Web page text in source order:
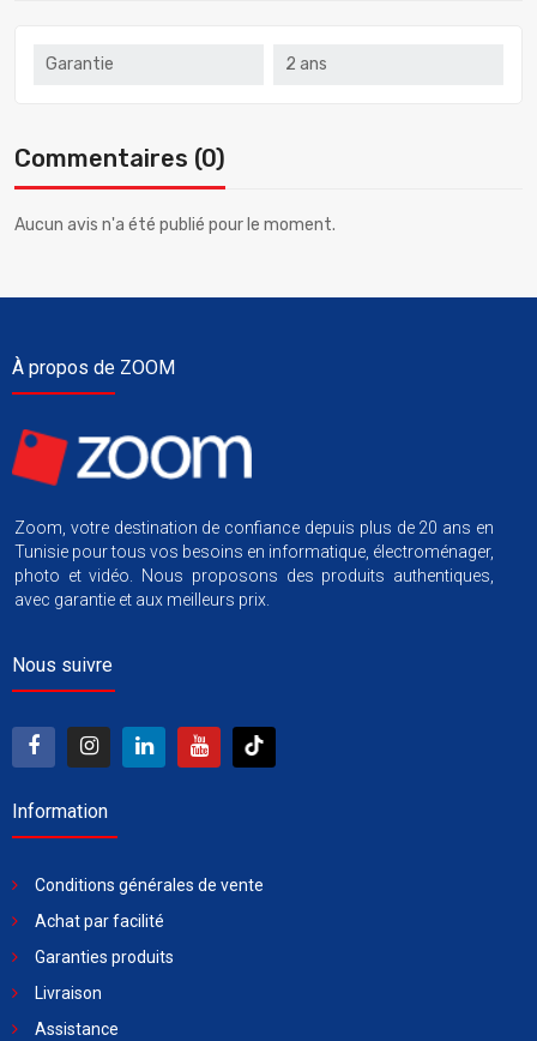
Garantie 2 ans
Commentaires (0)
Aucun avis n'a été publié pour le moment.
À propos de ZOOM
Zoom, votre destination de confiance depuis plus de 20 ans en
Tunisie pour tous vos besoins en informatique, électroménager,
photo et vidéo. Nous proposons des produits authentiques,
avec garantie et aux meilleurs prix.
Nous suivre
Information
Conditions générales de vente
Achat par facilité
Garanties produits
Livraison
Assistance